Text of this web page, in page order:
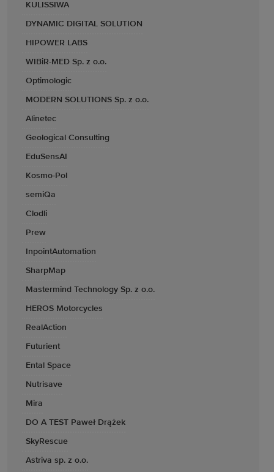
KULISSIWA
DYNAMIC DIGITAL SOLUTION
HIPOWER LABS
WIBiR-MED Sp. z o.o.
Optimologic
MODERN SOLUTIONS Sp. z o.o.
Alinetec
Geological Consulting
EduSensAI
Kosmo-Pol
semiQa
Clodli
Prew
InpointAutomation
SharpMap
Mastermind Technology Sp. z o.o.
HEROS Motorcycles
RealAction
Futurient
Ental Space
Nutrisave
Mira
DO A TEST Paweł Drążek
SkyRescue
Astriva sp. z o.o.